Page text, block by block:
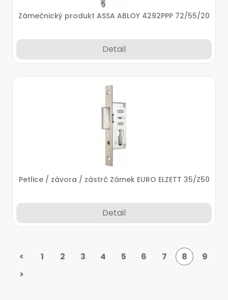
Zámečnický produkt ASSA ABLOY 4292PPP 72/55/20
Detail
Petlice / závora / zástrč Zámek EURO ELZETT 35/Z50
Detail
< 1 2 3 4 5 6 7 8
9
>